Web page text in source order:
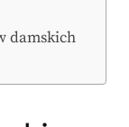
damskich